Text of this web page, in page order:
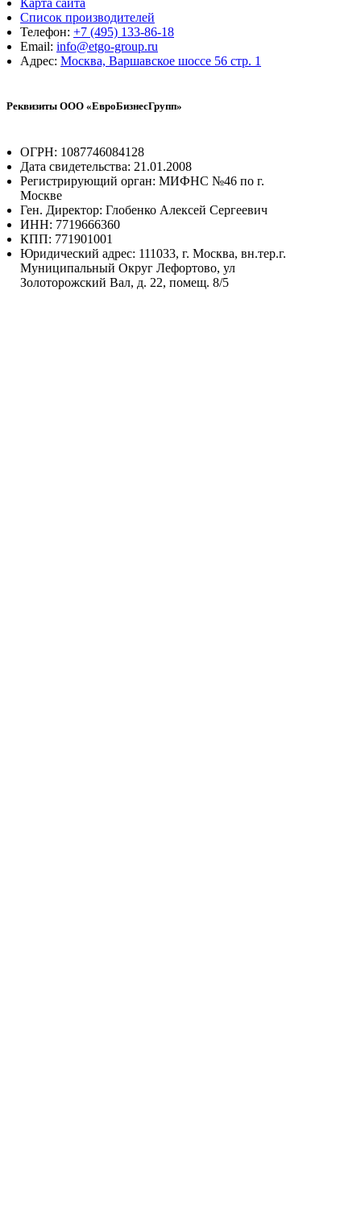
Карта сайта
Список производителей
Телефон: +7 (495) 133-86-18
Email: info@etgo-group.ru
Адрес: Москва, Варшавское шоссе 56 стр. 1
Реквизиты ООО «ЕвроБизнесГрупп»
ОГРН: 1087746084128
Дата свидетельства: 21.01.2008
Регистрирующий орган: МИФНС №46 по г.
Москве
Ген. Директор: Глобенко Алексей Сергеевич
ИНН: 7719666360
КПП: 771901001
Юридический адрес: 111033, г. Москва, вн.тер.г.
Муниципальный Округ Лефортово, ул
Золоторожский Вал, д. 22, помещ. 8/5